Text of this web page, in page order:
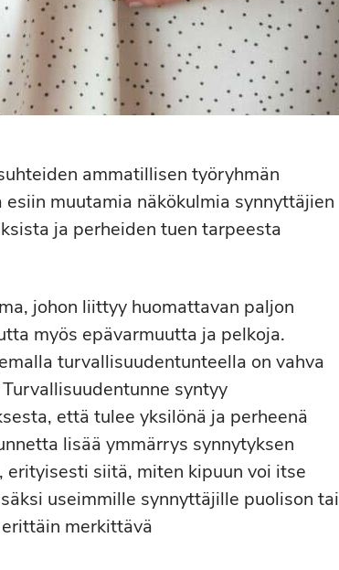
ammatillisen työryhmän
muutamia näkökulmia synnyttäjien
ja perheiden tuen tarpeesta
johon liittyy huomattavan paljon
myös epävarmuutta ja pelkoja.
turvallisuudentunteella on vahva
syntyy
että tulee yksilönä ja perheenä
lisää ymmärrys synnytyksen
siitä, miten kipuun voi itse
useimmille synnyttäjille puolison tai
merkittävä